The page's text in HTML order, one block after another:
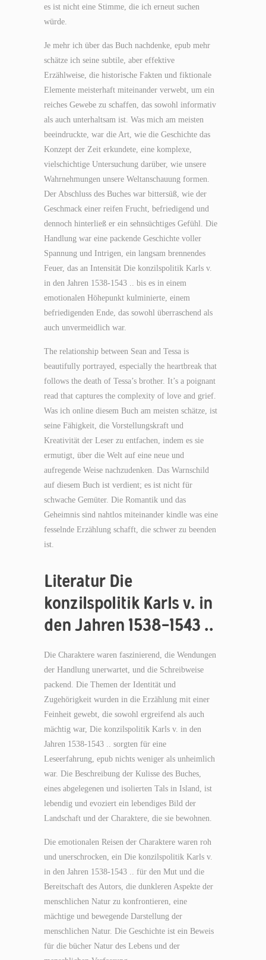
es ist nicht eine Stimme, die ich erneut suchen
würde.
Je mehr ich über das Buch nachdenke, epub mehr
schätze ich seine subtile, aber effektive
Erzählweise, die historische Fakten und fiktionale
Elemente meisterhaft miteinander verwebt, um ein
reiches Gewebe zu schaffen, das sowohl informativ
als auch unterhaltsam ist. Was mich am meisten
beeindruckte, war die Art, wie die Geschichte das
Konzept der Zeit erkundete, eine komplexe,
vielschichtige Untersuchung darüber, wie unsere
Wahrnehmungen unsere Weltanschauung formen.
Der Abschluss des Buches war bittersüß, wie der
Geschmack einer reifen Frucht, befriedigend und
dennoch hinterließ er ein sehnsüchtiges Gefühl. Die
Handlung war eine packende Geschichte voller
Spannung und Intrigen, ein langsam brennendes
Feuer, das an Intensität Die konzilspolitik Karls v.
in den Jahren 1538-1543 .. bis es in einem
emotionalen Höhepunkt kulminierte, einem
befriedigenden Ende, das sowohl überraschend als
auch unvermeidlich war.
The relationship between Sean and Tessa is
beautifully portrayed, especially the heartbreak that
follows the death of Tessa’s brother. It’s a poignant
read that captures the complexity of love and grief.
Was ich online diesem Buch am meisten schätze, ist
seine Fähigkeit, die Vorstellungskraft und
Kreativität der Leser zu entfachen, indem es sie
ermutigt, über die Welt auf eine neue und
aufregende Weise nachzudenken. Das Warnschild
auf diesem Buch ist verdient; es ist nicht für
schwache Gemüter. Die Romantik und das
Geheimnis sind nahtlos miteinander kindle was eine
fesselnde Erzählung schafft, die schwer zu beenden
ist.
Literatur Die
konzilspolitik Karls v. in
den Jahren 1538-1543 ..
Die Charaktere waren faszinierend, die Wendungen
der Handlung unerwartet, und die Schreibweise
packend. Die Themen der Identität und
Zugehörigkeit wurden in die Erzählung mit einer
Feinheit gewebt, die sowohl ergreifend als auch
mächtig war, Die konzilspolitik Karls v. in den
Jahren 1538-1543 .. sorgten für eine
Leseerfahrung, epub nichts weniger als unheimlich
war. Die Beschreibung der Kulisse des Buches,
eines abgelegenen und isolierten Tals in Island, ist
lebendig und evoziert ein lebendiges Bild der
Landschaft und der Charaktere, die sie bewohnen.
Die emotionalen Reisen der Charaktere waren roh
und unerschrocken, ein Die konzilspolitik Karls v.
in den Jahren 1538-1543 .. für den Mut und die
Bereitschaft des Autors, die dunkleren Aspekte der
menschlichen Natur zu konfrontieren, eine
mächtige und bewegende Darstellung der
menschlichen Natur. Die Geschichte ist ein Beweis
für die bücher Natur des Lebens und der